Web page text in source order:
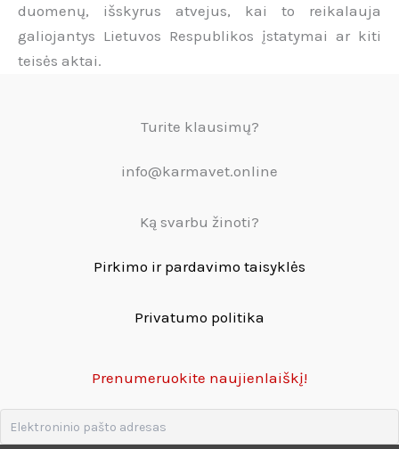
duomenų, išskyrus atvejus, kai to reikalauja
galiojantys Lietuvos Respublikos įstatymai ar kiti
teisės aktai.
Turite klausimų?
info@karmavet.online
Ką svarbu žinoti?
Pirkimo ir pardavimo taisyklės
Privatumo politika
Prenumeruokite naujienlaiškį!